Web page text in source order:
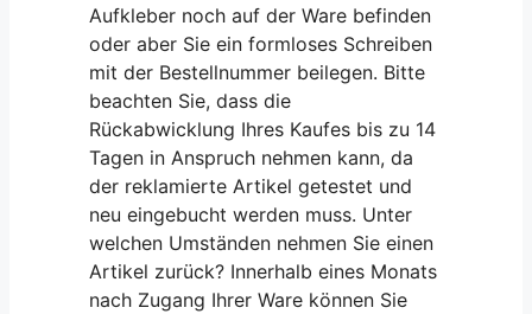
Aufkleber noch auf der Ware befinden
oder aber Sie ein formloses Schreiben
mit der Bestellnummer beilegen. Bitte
beachten Sie, dass die
Rückabwicklung Ihres Kaufes bis zu 14
Tagen in Anspruch nehmen kann, da
der reklamierte Artikel getestet und
neu eingebucht werden muss. Unter
welchen Umständen nehmen Sie einen
Artikel zurück? Innerhalb eines Monats
nach Zugang Ihrer Ware können Sie